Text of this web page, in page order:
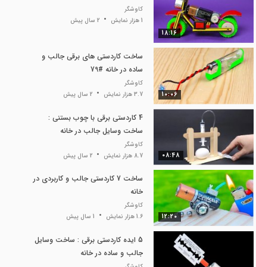
18:16
کاوشگر
1 هزار نمایش
2 سال پیش
10:06
ساخت کاردستی های برقی جالب و
ساده در خانه #79
کاوشگر
3.7 هزار نمایش
2 سال پیش
08:48
4 کاردستی برقی با چوب بستنی :
ساخت وسایل جالب در خانه
کاوشگر
8.7 هزار نمایش
2 سال پیش
12:20
ساخت 7 کاردستی جالب و کاربردی در
خانه
کاوشگر
1.6 هزار نمایش
1 سال پیش
5 ایده کاردستی برقی : ساخت وسایل
جالب و ساده در خانه